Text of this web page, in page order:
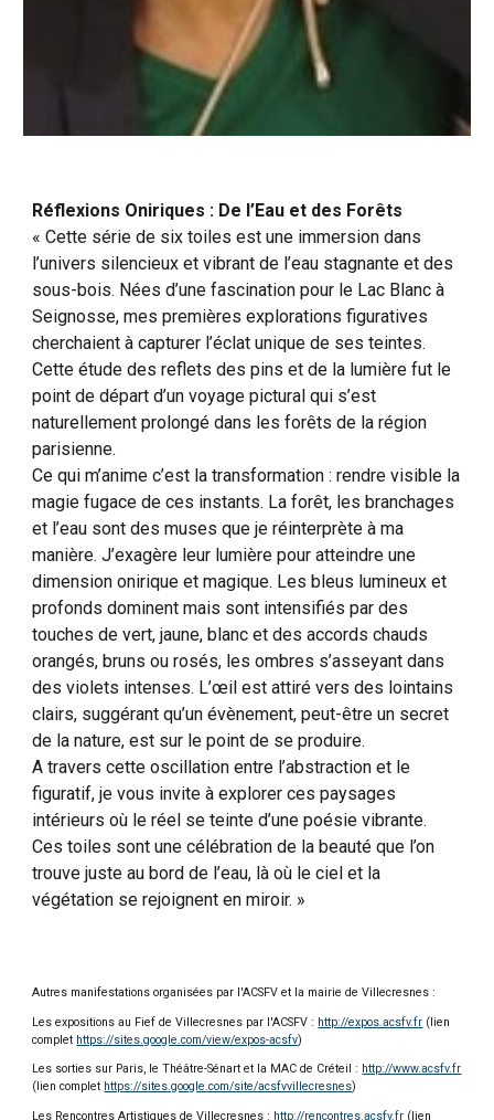
Réflexions Oniriques : De l’Eau et des Forêts
« Cette série de six toiles est une immersion dans
l’univers silencieux et vibrant de l’eau stagnante et des
sous-bois. Nées d’une fascination pour le Lac Blanc à
Seignosse, mes premières explorations figuratives
cherchaient à capturer l’éclat unique de ses teintes.
Cette étude des reflets des pins et de la lumière fut le
point de départ d’un voyage pictural qui s’est
naturellement prolongé dans les forêts de la région
parisienne.
Ce qui m’anime c’est la transformation : rendre visible la
magie fugace de ces instants. La forêt, les branchages
et l’eau sont des muses que je réinterprète à ma
manière. J’exagère leur lumière pour atteindre une
dimension onirique et magique. Les bleus lumineux et
profonds dominent mais sont intensifiés par des
touches de vert, jaune, blanc et des accords chauds
orangés, bruns ou rosés, les ombres s’asseyant dans
des violets intenses. L’œil est attiré vers des lointains
clairs, suggérant qu’un évènement, peut-être un secret
de la nature, est sur le point de se produire.
A travers cette oscillation entre l’abstraction et le
figuratif, je vous invite à explorer ces paysages
intérieurs où le réel se teinte d’une poésie vibrante.
Ces toiles sont une célébration de la beauté que l’on
trouve juste au bord de l’eau, là où le ciel et la
végétation se rejoignent en miroir. »
Autres manifestations organisées par l'ACSFV et la mairie de Villecresnes :
Les expositions au Fief de Villecresnes par l'ACSFV : http://expos.acsfv.fr (lien
complet https://sites.google.com/view/expos-acsfv)
Les sorties sur Paris, le Théâtre-Sénart et la MAC de Créteil : http://www.acsfv.fr
(lien complet https://sites.google.com/site/acsfvvillecresnes)
Les Rencontres Artistiques de Villecresnes : http://rencontres.acsfv.fr (lien